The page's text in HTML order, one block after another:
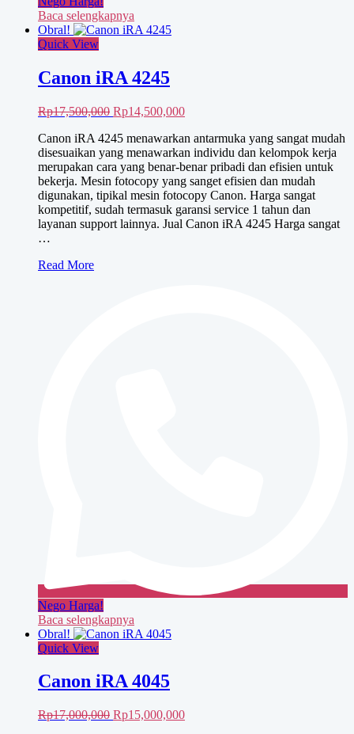
Baca selengkapnya
Obral!
Quick View
Canon iRA 4245
Rp17,500,000 Harga
adalah:
Rp17,500,000.
Rp14,500,000Harga
ini
adalah:
Rp14,500,000.
Canon iRA 4245 menawarkan antarmuka yang sangat mudah
disesuaikan yang menawarkan individu dan kelompok kerja
merupakan cara yang benar-benar pribadi dan efisien untuk
bekerja. Mesin fotocopy yang sanget efisien dan mudah
digunakan, tipikal mesin fotocopy Canon. Harga sangat
kompetitif, sudah termasuk garansi service 1 tahun dan
layanan support lainnya. Jual Canon iRA 4245 Harga sangat
…
Canon
Read More
Nego Harga!
Baca selengkapnya
Obral!
Quick View
Canon iRA 4045
Rp17,000,000 Harga
Rp15,000,000Harga